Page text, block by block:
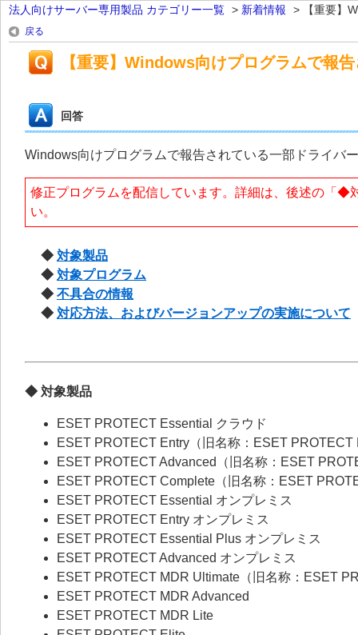
法人向けサーバー専用製品 カテゴリー一覧 > 新着情報 > 【重要】
戻る
【重要】Windows向けプログラムで報
回答
Windows向けプログラムで報告されている一部ドライバ
修正プログラムを配信しています。詳細は、後述の「◆
い。
◆ 対象製品
◆ 対象プログラム
◆ 不具合の情報
◆ 対応方法、およびバージョンアップの実施について
◆ 対象製品
ESET PROTECT Essential クラウド
ESET PROTECT Entry（旧名称：ESET PROTECT
ESET PROTECT Advanced（旧名称：ESET
ESET PROTECT Complete（旧名称：ESET
ESET PROTECT Essential オンプレミス
ESET PROTECT Entry オンプレミス
ESET PROTECT Essential Plus オンプレミス
ESET PROTECT Advanced オンプレミス
ESET PROTECT MDR Ultimate（旧名称：ESET
ESET PROTECT MDR Advanced
ESET PROTECT MDR Lite